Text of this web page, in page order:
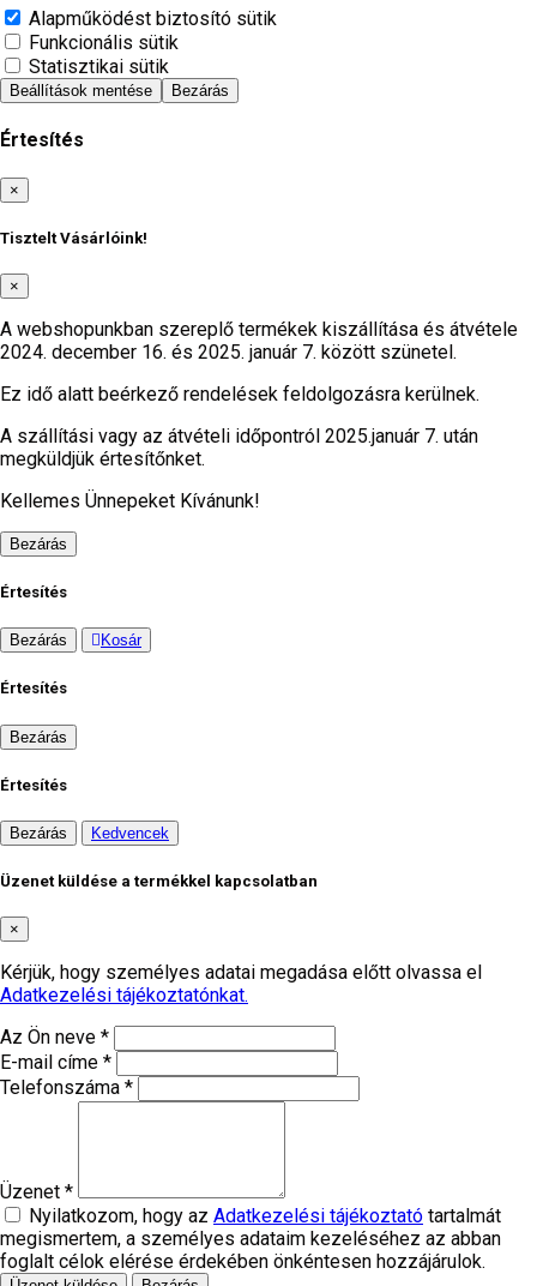
Alapműködést biztosító sütik
Funkcionális sütik
Statisztikai sütik
Beállítások mentése Bezárás
Értesítés
×
Tisztelt Vásárlóink!
×
A webshopunkban szereplő termékek kiszállítása és átvétele
2024. december 16. és 2025. január 7. között szünetel.
Ez idő alatt beérkező rendelések feldolgozásra kerülnek.
A szállítási vagy az átvételi időpontról 2025.január 7. után
megküldjük értesítőnket.
Kellemes Ünnepeket Kívánunk!
Bezárás
Értesítés
Bezárás Kosár
Értesítés
Bezárás
Értesítés
Bezárás Kedvencek
Üzenet küldése a termékkel kapcsolatban
×
Kérjük, hogy személyes adatai megadása előtt olvassa el
Adatkezelési tájékoztatónkat.
Az Ön neve *
E-mail címe *
Telefonszáma *
Üzenet *
Nyilatkozom, hogy az Adatkezelési tájékoztató tartalmát
megismertem, a személyes adataim kezeléséhez az abban
foglalt célok elérése érdekében önkéntesen hozzájárulok.